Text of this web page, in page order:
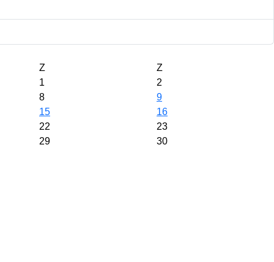
Z
Z
1
2
8
9
15
16
22
23
29
30